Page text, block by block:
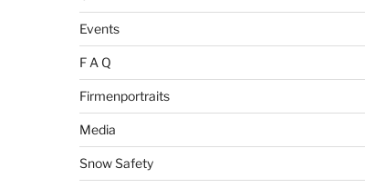
Events
F A Q
Firmenportraits
Media
Snow Safety